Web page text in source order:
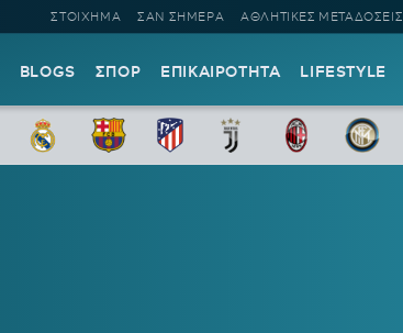
ΣΤΟΙΧΗΜΑ ΣΑΝ ΣΗΜΕΡΑ ΑΘΛΗΤΙΚΕΣ ΜΕΤΑΔΟΣΕΙΣ
BLOGS ΣΠΟΡ ΕΠΙΚΑΙΡΟΤΗΤΑ LIFESTYLE